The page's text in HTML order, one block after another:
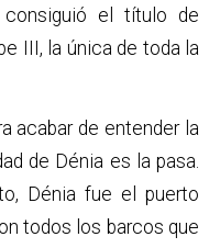
consiguió el título de
III, la única de toda la
acabar de entender la
de Dénia es la pasa.
Dénia fue el puerto
todos los barcos que